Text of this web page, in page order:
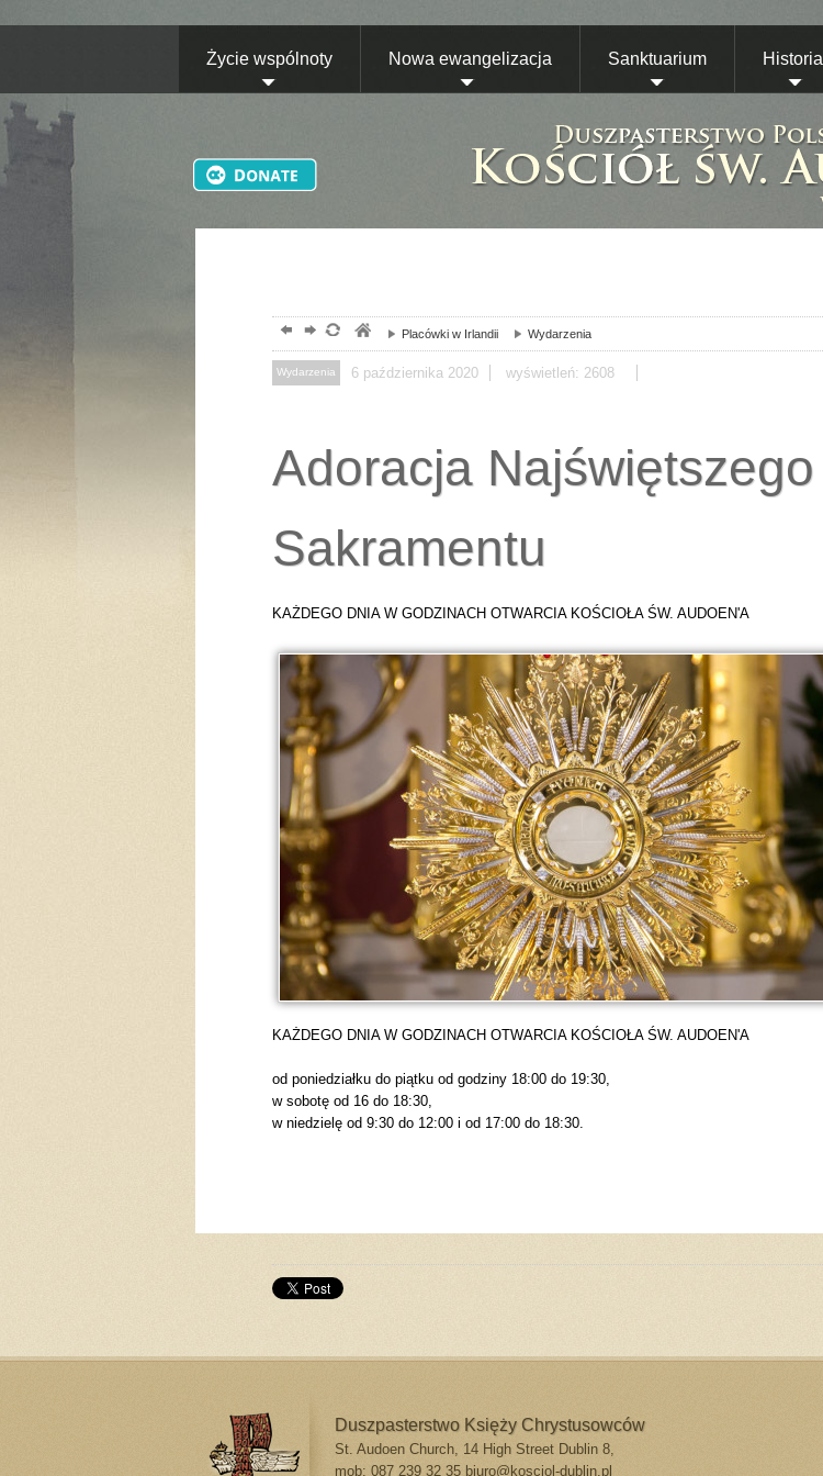
Życie wspólnoty Nowa ewangelizacja Sanktuarium Historia
Placówki w Irlandii Wydarzenia
Wydarzenia 6 października 2020 wyświetleń: 2608
Adoracja Najświętszego
Sakramentu
KAŻDEGO DNIA W GODZINACH OTWARCIA KOŚCIOŁA ŚW. AUDOEN'A
KAŻDEGO DNIA W GODZINACH OTWARCIA KOŚCIOŁA ŚW. AUDOEN'A
od poniedziałku do piątku od godziny 18:00 do 19:30,
w sobotę od 16 do 18:30,
w niedzielę od 9:30 do 12:00 i od 17:00 do 18:30.
Duszpasterstwo Księży Chrystusowców
St. Audoen Church, 14 High Street Dublin 8,
mob: 087 239 32 35 biuro@kosciol-dublin.pl